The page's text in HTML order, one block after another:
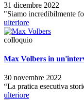
31 dicembre 2022
"Siamo incredibilmente
ulteriore
colloquio
Max Volbers in
30 novembre 2022
“La pratica esecutiva
ulteriore